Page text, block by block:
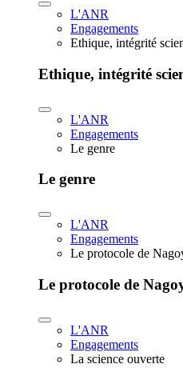
L'ANR
Engagements
Ethique, intégrité
Ethique, intégrité
L'ANR
Engagements
Le genre
Le genre
L'ANR
Engagements
Le protocole de
Le protocole de
L'ANR
Engagements
La science ouverte